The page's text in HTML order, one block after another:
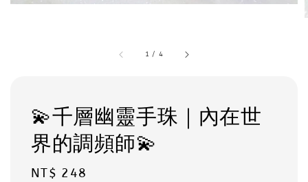
1 / 4
💫千層幽靈手珠｜內在世
界的調頻師💫
Regular
NT$ 248